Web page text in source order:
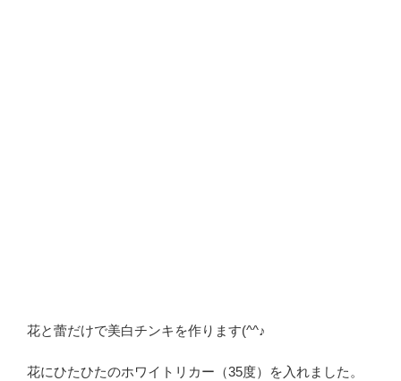
花と蕾だけで美白チンキを作ります(^^♪
花にひたひたのホワイトリカー（35度）を入れました。